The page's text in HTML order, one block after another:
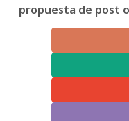
propuesta de post